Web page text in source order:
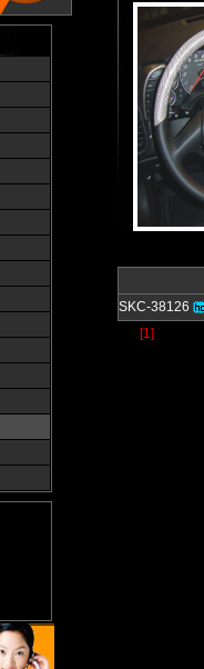
SKC-38126
[1]